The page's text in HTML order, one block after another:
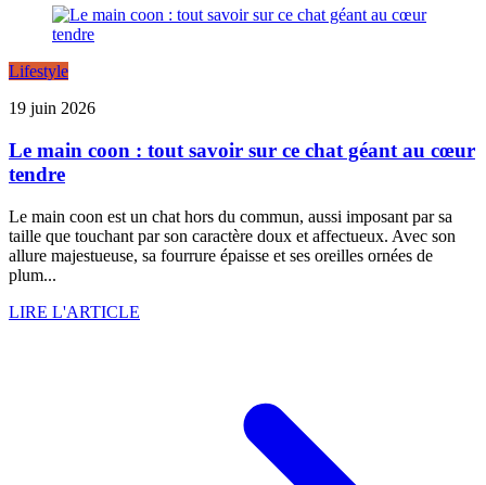
Lifestyle
19 juin 2026
Le main coon : tout savoir sur ce chat géant au cœur
tendre
Le main coon est un chat hors du commun, aussi imposant par sa
taille que touchant par son caractère doux et affectueux. Avec son
allure majestueuse, sa fourrure épaisse et ses oreilles ornées de
plum...
LIRE L'ARTICLE